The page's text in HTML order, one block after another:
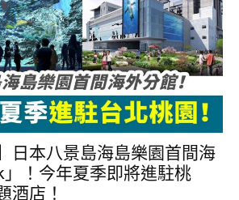
日本八景島海島樂園首間海
！今年夏季即將進駐桃
酒店！